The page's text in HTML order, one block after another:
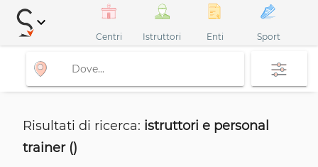
keyboard_arrow_down
Centri Istruttori Enti Sport
Risultati di ricerca: istruttori e personal
trainer ()